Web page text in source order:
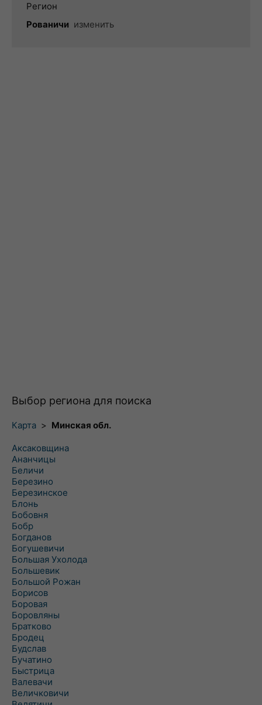
Регион
Рованичи изменить
Выбор региона для поиска
Карта > Минская обл.
Аксаковщина
Ананчицы
Беличи
Березино
Березинское
Блонь
Бобовня
Бобр
Богданов
Богушевичи
Большая Ухолода
Большевик
Большой Рожан
Борисов
Боровая
Боровляны
Братково
Бродец
Будслав
Бучатино
Быстрица
Валевачи
Величковичи